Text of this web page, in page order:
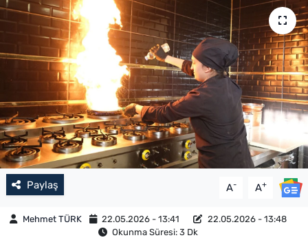
Paylaş A- A+
Mehmet TÜRK 22.05.2026 - 13:41
22.05.2026 - 13:48
Okunma Süresi: 3 Dk